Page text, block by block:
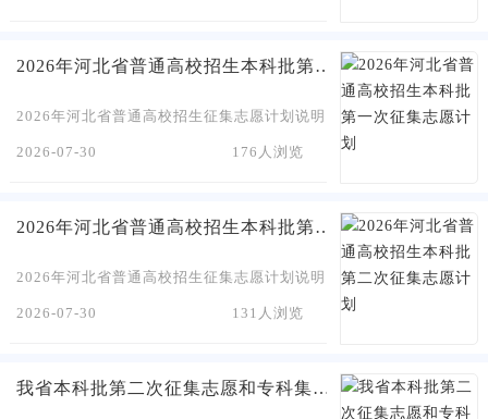
2026年河北省普通高校招生本科批第一次征集志愿计划
2026年河北省普通高校招生征集志愿计划说明（本科批第一次征集
2026-07-30 176人浏览
2026年河北省普通高校招生本科批第二次征集志愿计划
2026年河北省普通高校招生征集志愿计划说明（本科批第二次征集
2026-07-30 131人浏览
我省本科批第二次征集志愿和专科集中填报志愿于7月29日12时至8月1日17时进行